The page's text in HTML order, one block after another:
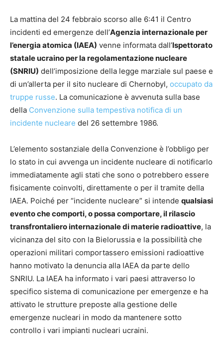
La mattina del 24 febbraio scorso alle 6:41 il Centro
incidenti ed emergenze dell’Agenzia internazionale per
l’energia atomica (IAEA) venne informata dall’Ispettorato
statale ucraino per la regolamentazione nucleare
(SNRIU) dell’imposizione della legge marziale sul paese e
di un’allerta per il sito nucleare di Chernobyl, occupato da
truppe russe. La comunicazione è avvenuta sulla base
della Convenzione sulla tempestiva notifica di un
incidente nucleare del 26 settembre 1986.
L’elemento sostanziale della Convenzione è l’obbligo per
lo stato in cui avvenga un incidente nucleare di notificarlo
immediatamente agli stati che sono o potrebbero essere
fisicamente coinvolti, direttamente o per il tramite della
IAEA. Poiché per “incidente nucleare” si intende qualsiasi
evento che comporti, o possa comportare, il rilascio
transfrontaliero internazionale di materie radioattive, la
vicinanza del sito con la Bielorussia e la possibilità che
operazioni militari comportassero emissioni radioattive
hanno motivato la denuncia alla IAEA da parte dello
SNRIU. La IAEA ha informato i vari paesi attraverso lo
specifico sistema di comunicazione per emergenze e ha
attivato le strutture preposte alla gestione delle
emergenze nucleari in modo da mantenere sotto
controllo i vari impianti nucleari ucraini.